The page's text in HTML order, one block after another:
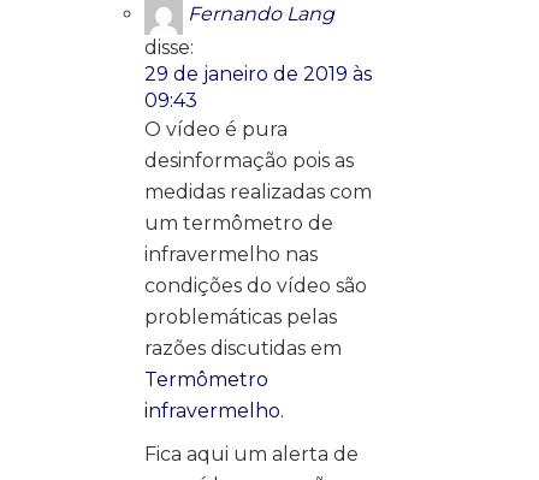
Fernando Lang
disse:
29 de janeiro de 2019 às
09:43
O vídeo é pura
desinformação pois as
medidas realizadas com
um termômetro de
infravermelho nas
condições do vídeo são
problemáticas pelas
razões discutidas em
Termômetro
infravermelho.
Fica aqui um alerta de